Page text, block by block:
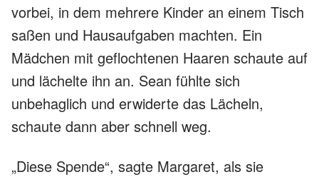
vorbei, in dem mehrere Kinder an einem Tisch
saßen und Hausaufgaben machten. Ein
Mädchen mit geflochtenen Haaren schaute auf
und lächelte ihn an. Sean fühlte sich
unbehaglich und erwiderte das Lächeln,
schaute dann aber schnell weg.
„Diese Spende“, sagte Margaret, als sie